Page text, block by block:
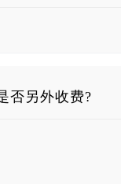
否另外收费?